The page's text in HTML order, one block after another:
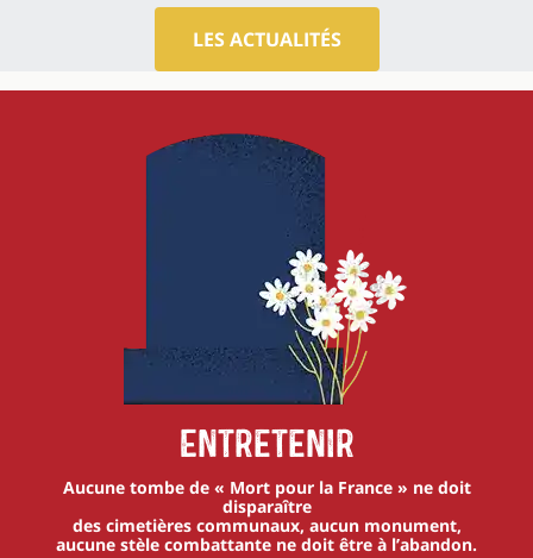
LES ACTUALITÉS
Entretenir
Aucune tombe de « Mort pour la France » ne doit
disparaître
des cimetières communaux, aucun monument,
aucune stèle combattante ne doit être à l’abandon.